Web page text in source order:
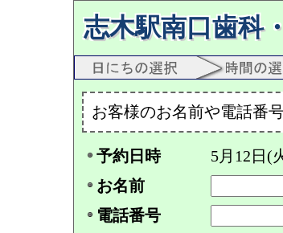
志木駅南口歯科
お客様のお名前や電話番
予約日時 5月12日(
お名前
電話番号